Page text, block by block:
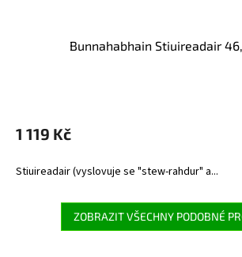
Bunnahabhain Stiuireadair
1 119 Kč
Stiuireadair (vyslovuje se "stew-rahdur" a...
ZOBRAZIT VŠECHNY PODOBNÉ